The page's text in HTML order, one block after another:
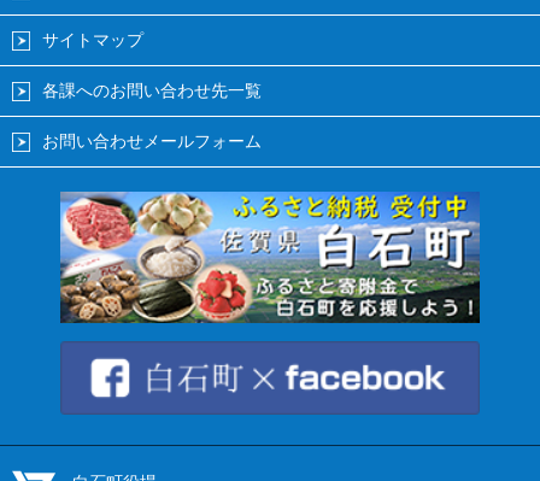
サイトマップ
各課へのお問い合わせ先一覧
お問い合わせメールフォーム